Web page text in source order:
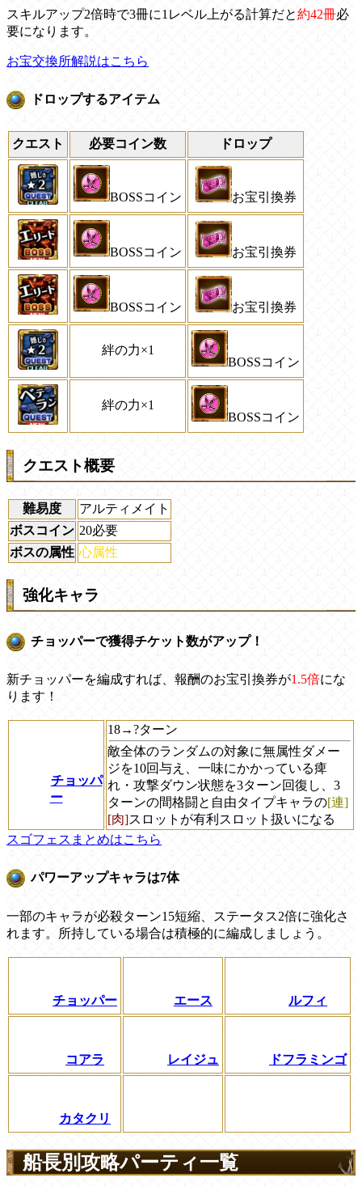
スキルアップ2倍時で3冊に1レベル上がる計算だと約42冊必
要になります。
お宝交換所解説はこちら
ドロップするアイテム
クエスト 必要コイン数 ドロップ
BOSSコイン お宝引換券
BOSSコイン お宝引換券
BOSSコイン お宝引換券
絆の力×1
BOSSコイン
絆の力×1
BOSSコイン
クエスト概要
難易度
アルティメイト
ボスコイン 20必要
ボスの属性 心属性
強化キャラ
チョッパーで獲得チケット数がアップ！
新チョッパーを編成すれば、報酬のお宝引換券が1.5倍にな
ります！
チョッパ
ー
18→?ターン
敵全体のランダムの対象に無属性ダメー
ジを10回与え、一味にかかっている痺
れ・攻撃ダウン状態を3ターン回復し、3
ターンの間格闘と自由タイプキャラの[連]
[肉]スロットが有利スロット扱いになる
スゴフェスまとめはこちら
パワーアップキャラは7体
一部のキャラが必殺ターン15短縮、ステータス2倍に強化さ
れます。所持している場合は積極的に編成しましょう。
チョッパー エース ルフィ
コアラ レイジュ ドフラミンゴ
カタクリ
船長別攻略パーティ一覧